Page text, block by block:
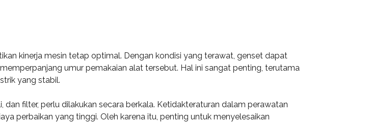
kinerja mesin tetap optimal. Dengan kondisi yang terawat, genset dapat
umur pemakaian alat tersebut. Hal ini sangat penting, terutama
yang stabil.
filter, perlu dilakukan secara berkala. Ketidakteraturan dalam perawatan
perbaikan yang tinggi. Oleh karena itu, penting untuk menyelesaikan